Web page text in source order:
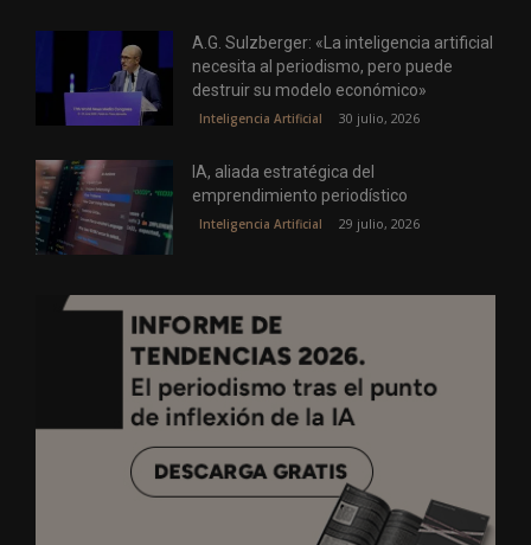
A.G. Sulzberger: «La inteligencia artificial
necesita al periodismo, pero puede
destruir su modelo económico»
Inteligencia Artificial 30 julio, 2026
IA, aliada estratégica del
emprendimiento periodístico
Inteligencia Artificial 29 julio, 2026